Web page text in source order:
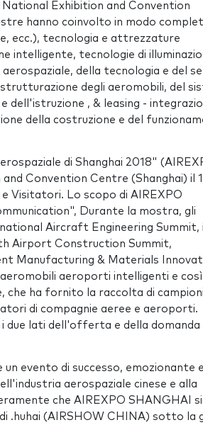
Exhibition and Convention
hanno coinvolto in modo
ecc.), tecnologia e attrezzature
intelligente, tecnologie di
della tecnologia e del
degli aeromobili, del
dell'istruzione , & leasing -
della costruzione e del
di Shanghai 2018"
Convention Centre (Shanghai) il
Visitatori. Lo scopo di AIREXPO
Durante la mostra, gli
Aircraft Engineering Summit, il
Airport Construction Summit,
Manufacturing & Materials
aeroporti intelligenti e così
che ha fornito la raccolta di
di compagnie aeree e aeroporti.
due lati dell'offerta e della domanda
evento di successo, emozionante e
aerospaziale cinese e alla
che AIREXPO SHANGHAI
.huhai (AIRSHOW CHINA) sotto la